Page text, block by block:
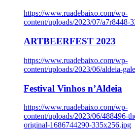
https://www.ruadebaixo.com/wp-
content/uploads/2023/07/a7r8448-
ARTBEERFEST 2023
https://www.ruadebaixo.com/wp-
content/uploads/2023/06/aldeia-
Festival Vinhos n’Aldeia
https://www.ruadebaixo.com/wp-
content/uploads/2023/06/488496-
original-1686744290-335x256.jpg